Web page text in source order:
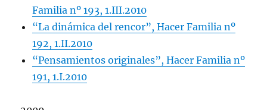
Familia nº 193, 1.III.2010
“La dinámica del rencor”, Hacer Familia nº
192, 1.II.2010
“Pensamientos originales”, Hacer Familia nº
191, 1.I.2010